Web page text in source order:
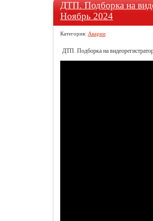
ДТП. Подборка на
Ноябрь 2024
Категория: Аварии
ДТП. Подборка на